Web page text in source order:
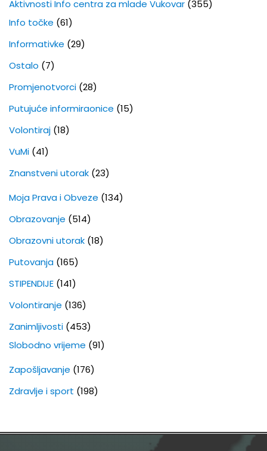
Aktivnosti Info centra za mlade Vukovar (355)
Info točke (61)
Informativke (29)
Ostalo (7)
Promjenotvorci (28)
Putujuće informiraonice (15)
Volontiraj (18)
VuMi (41)
Znanstveni utorak (23)
Moja Prava i Obveze (134)
Obrazovanje (514)
Obrazovni utorak (18)
Putovanja (165)
STIPENDIJE (141)
Volontiranje (136)
Zanimljivosti (453)
Slobodno vrijeme (91)
Zapošljavanje (176)
Zdravlje i sport (198)